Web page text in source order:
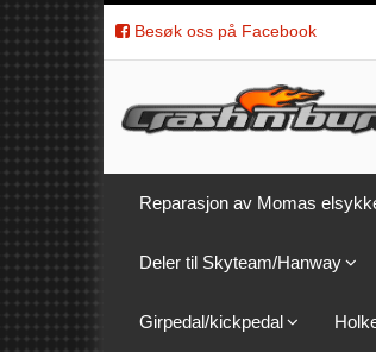
Besøk oss på Facebook
Reparasjon av Momas
Deler til Skyteam/Hanway
Girpedal/kickpedal